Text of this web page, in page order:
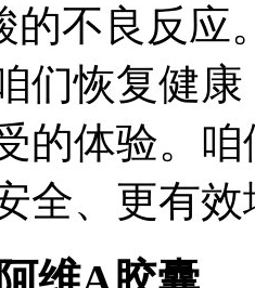
的不良反应
们恢复健
的体验。
全、更有